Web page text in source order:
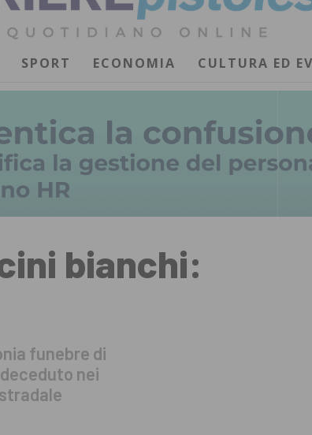
SPORT ECONOMIA CULTURA ED
bianchi:
funebre di
nei